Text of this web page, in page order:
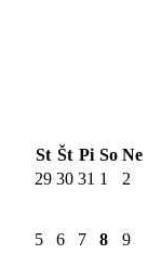
St Št Pi So Ne
29 30 31 1
2
5 6 7 8 9